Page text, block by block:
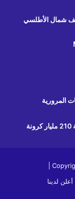
شمال الأطلسي
المرورية
أعلن لدينا